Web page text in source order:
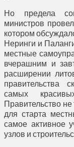
Но предела
министров
котором
Неринги и
местные
вчерашним и
расширении
правительства
самых
Правительство
для старта
самое активное
узлов и